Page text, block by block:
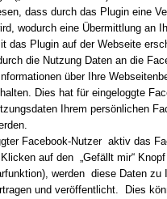
dass durch das Plugin eine
wodurch eine Übermittlung an
das Plugin auf der Webseite
die Nutzung Daten an die
über Ihre
Dies hat für eingeloggte
Ihrem persönlichen
Facebook-Nutzer aktiv das
auf den „Gefällt mir“
werden diese Daten zu
und veröffentlicht. Dies